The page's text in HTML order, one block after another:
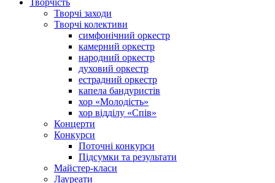
Творчість
Творчі заходи
Творчі колективи
симфонічний оркестр
камерний оркестр
народний оркестр
духовий оркестр
естрадний оркестр
капела бандуристів
хор «Молодість»
хор відділу «Спів»
Концерти
Конкурси
Поточні конкурси
Підсумки та результати
Майстер-класи
Лауреати